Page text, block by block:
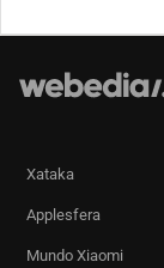
Xataka
Applesfera
Mundo Xiaomi